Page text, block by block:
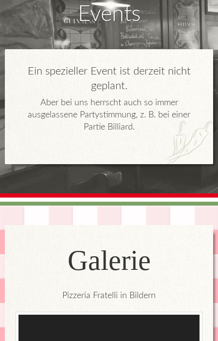
Events
Ein spezieller Event ist derzeit nicht
geplant.
Aber bei uns herrscht auch so immer
ausgelassene Partystimmung, z. B. bei einer
Partie Billiard.
Galerie
Pizzeria Fratelli in Bildern